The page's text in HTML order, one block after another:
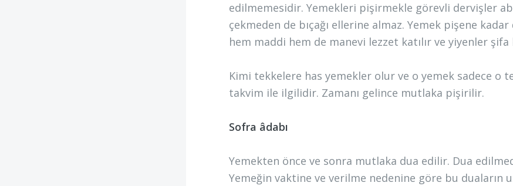
edilmemesidir. Yemekleri pişirmekle görevli dervişler
çekmeden de bıçağı ellerine almaz. Yemek pişene
hem maddi hem de manevi lezzet katılır ve yiyenler
Kimi tekkelere has yemekler olur ve o yemek sadece o
takvim ile ilgilidir. Zamanı gelince mutlaka pişirilir.
Sofra âdabı
Yemekten önce ve sonra mutlaka dua edilir. Dua
Yemeğin vaktine ve verilme nedenine göre bu duaların